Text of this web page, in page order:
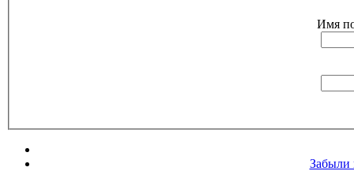
Имя
Забыли